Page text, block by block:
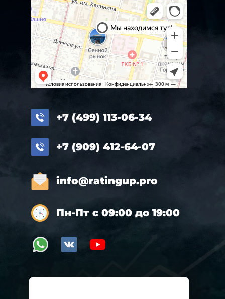
Пн-Пт с 09:00 до 19:00
info@ratingup.pro
+7 (909) 412-64-07
+7 (499) 113-06-34